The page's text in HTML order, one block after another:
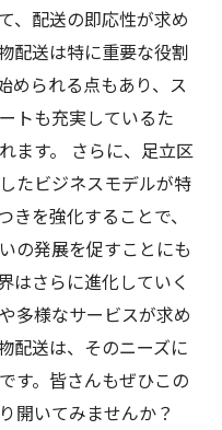
、配送の即応性が求め
配送は特に重要な役割
められる点もあり、ス
トも充実しているた
ます。 さらに、足立区
たビジネスモデルが特
を強化することで、
の発展を促すことにも
はさらに進化していく
多様なサービスが求め
配送は、そのニーズに
す。皆さんもぜひこの
開いてみませんか？